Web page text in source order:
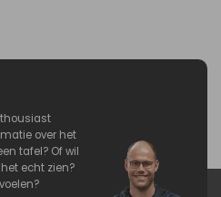
over het
tafel? Of wil
echt zien?